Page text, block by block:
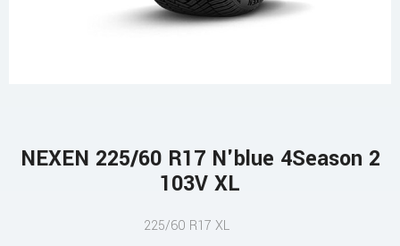
NEXEN 225/60 R17 N'blue 4Season 2
103V XL
225/60 R17 XL